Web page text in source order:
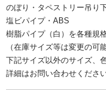
のぼり・タペストリー吊り
塩ビパイプ・ABS
樹脂パイプ（白）を各種規
（在庫サイズ等は変更の可
下記サイズ以外のサイズ、
詳細はお問い合わせください